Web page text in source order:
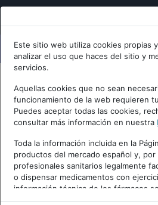
Este sitio web utiliza cookies propias
analizar el uso que haces del sitio y
servicios.
Aquellas cookies que no sean
funcionamiento de la web requieren
Puedes aceptar todas las cookies,
consultar más información en nuestra
Toda la información incluida en la
productos del mercado español y,
profesionales sanitarios legalmente
o dispensar medicamentos con
información técnica de los fármacos
meramente informativo, siendo